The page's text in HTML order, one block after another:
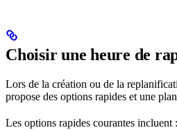
Choisir une heure de
Lors de la création ou de la
propose des options rapides et une
Les options rapides courantes incluent :